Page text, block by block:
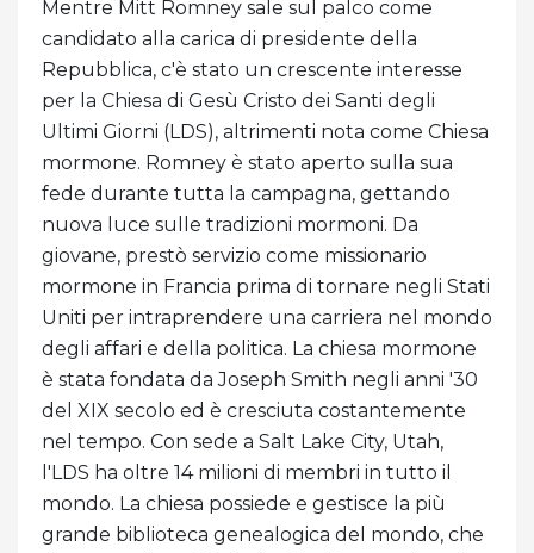
Mentre Mitt Romney sale sul palco come
candidato alla carica di presidente della
Repubblica, c'è stato un crescente interesse
per la Chiesa di Gesù Cristo dei Santi degli
Ultimi Giorni (LDS), altrimenti nota come Chiesa
mormone. Romney è stato aperto sulla sua
fede durante tutta la campagna, gettando
nuova luce sulle tradizioni mormoni. Da
giovane, prestò servizio come missionario
mormone in Francia prima di tornare negli Stati
Uniti per intraprendere una carriera nel mondo
degli affari e della politica. La chiesa mormone
è stata fondata da Joseph Smith negli anni '30
del XIX secolo ed è cresciuta costantemente
nel tempo. Con sede a Salt Lake City, Utah,
l'LDS ha oltre 14 milioni di membri in tutto il
mondo. La chiesa possiede e gestisce la più
grande biblioteca genealogica del mondo, che